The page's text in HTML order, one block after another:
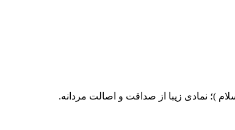
)؛ نمادی زیبا از صداقت و اصالت مردانه.